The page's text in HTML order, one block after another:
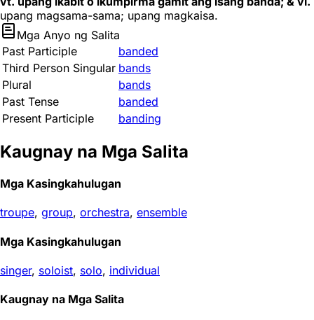
upang magsama-sama; upang magkaisa.
Mga Anyo ng Salita
Past Participle
banded
Third Person Singular bands
Plural
bands
Past Tense
banded
Present Participle
banding
Kaugnay na Mga Salita
Mga Kasingkahulugan
troupe, group, orchestra, ensemble
Mga Kasingkahulugan
singer, soloist, solo, individual
Kaugnay na Mga Salita